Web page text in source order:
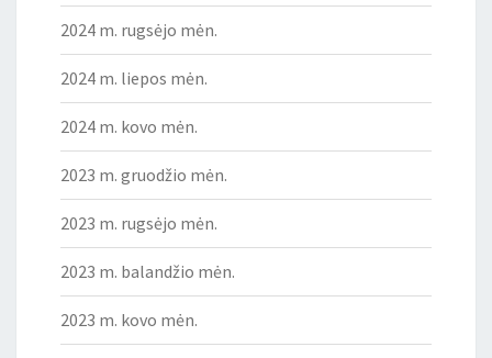
2024 m. rugsėjo mėn.
2024 m. liepos mėn.
2024 m. kovo mėn.
2023 m. gruodžio mėn.
2023 m. rugsėjo mėn.
2023 m. balandžio mėn.
2023 m. kovo mėn.